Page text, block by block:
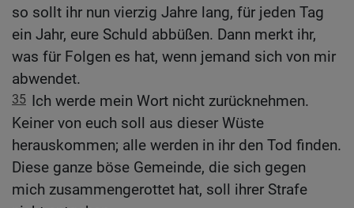
so sollt ihr nun vierzig Jahre lang, für jeden Tag
ein Jahr, eure Schuld abbüßen. Dann merkt ihr,
was für Folgen es hat, wenn jemand sich von mir
abwendet.
35 Ich werde mein Wort nicht zurücknehmen.
Keiner von euch soll aus dieser Wüste
herauskommen; alle werden in ihr den Tod finden.
Diese ganze böse Gemeinde, die sich gegen
mich zusammengerottet hat, soll ihrer Strafe